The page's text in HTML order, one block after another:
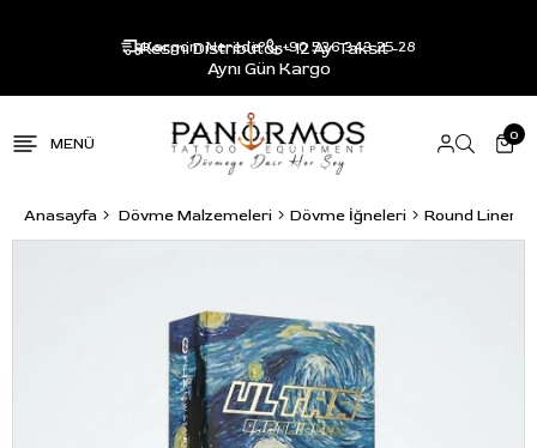
Resmi Distribütör - 12 Ay Taksit -
Aynı Gün Kargo
Kargom Nerede? +90 536 343 25 28
0
Anasayfa Dövme Malzemeleri Dövme İğneleri Round Liner